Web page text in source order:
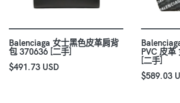
Balenciaga 女士黑色皮革肩背
包 370636 [二手]
$491.73 USD
PVC 皮革
[二手]
$589.03